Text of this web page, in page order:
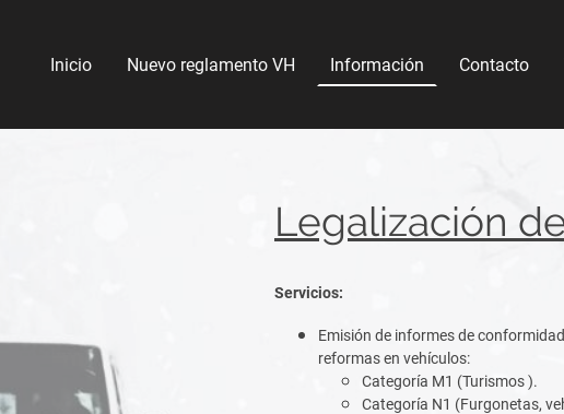
Inicio Nuevo reglamento VH Información Contacto
Legalización
Servicios:
Emisión de informes de
reformas en vehículos:
Categoría M1 (Turismos ).
Categoría N1 (Furgonetas,